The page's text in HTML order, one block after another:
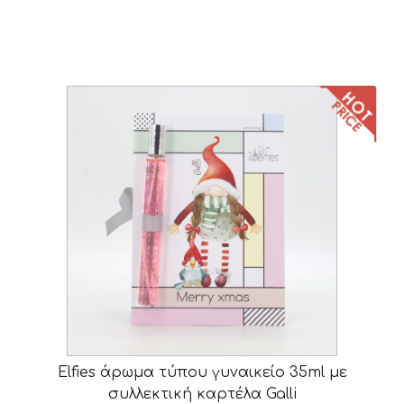
Elfies άρωμα τύπου γυναικείο 35ml με
συλλεκτική καρτέλα Galli